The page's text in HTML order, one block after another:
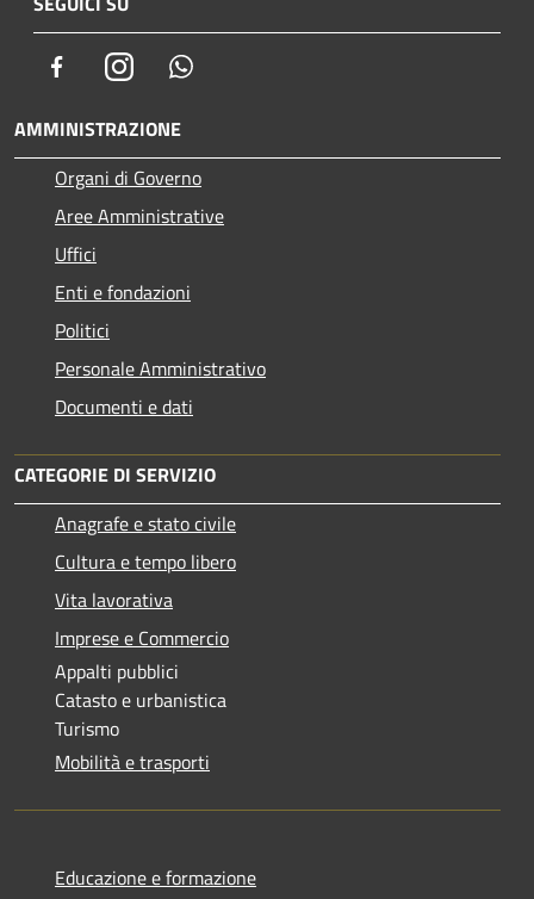
FacebookInstagram
AMMINISTRAZIONE
Organi di Governo
Aree Amministrative
Uffici
Enti e fondazioni
Politici
Personale Amministrativo
Documenti e dati
CATEGORIE DI SERVIZIO
Anagrafe e stato civile
Cultura e tempo libero
Vita lavorativa
Imprese e Commercio
Appalti pubblici
Catasto e urbanistica
Turismo
Mobilità e trasporti
Educazione e formazione